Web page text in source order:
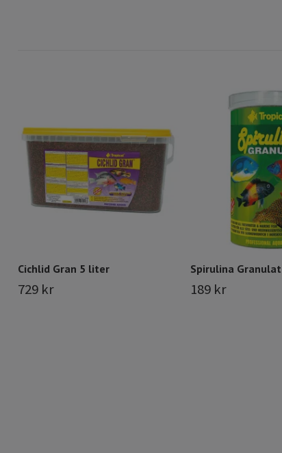
Cichlid Gran 5 liter
729 kr
Spirulina
189 kr